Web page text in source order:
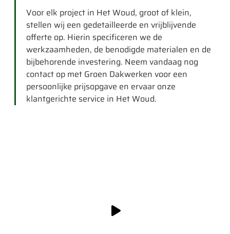
Voor elk project in Het Woud, groot of klein,
stellen wij een gedetailleerde en vrijblijvende
offerte op. Hierin specificeren we de
werkzaamheden, de benodigde materialen en de
bijbehorende investering. Neem vandaag nog
contact op met Groen Dakwerken voor een
persoonlijke prijsopgave en ervaar onze
klantgerichte service in Het Woud.